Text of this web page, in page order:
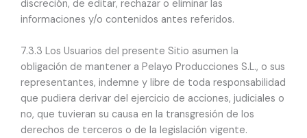
discreción, de editar, rechazar o eliminar las
informaciones y/o contenidos antes referidos.
7.3.3 Los Usuarios del presente Sitio asumen la
obligación de mantener a Pelayo Producciones S.L., o sus
representantes, indemne y libre de toda responsabilidad
que pudiera derivar del ejercicio de acciones, judiciales o
no, que tuvieran su causa en la transgresión de los
derechos de terceros o de la legislación vigente.